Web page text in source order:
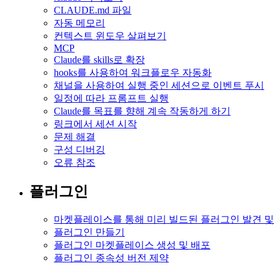
CLAUDE.md 파일
자동 메모리
컨텍스트 윈도우 살펴보기
MCP
Claude를 skills로 확장
hooks를 사용하여 워크플로우 자동화
채널을 사용하여 실행 중인 세션으로 이벤트 푸시
일정에 따라 프롬프트 실행
Claude를 목표를 향해 계속 작동하게 하기
링크에서 세션 시작
문제 해결
구성 디버깅
오류 참조
플러그인
마켓플레이스를 통해 미리 빌드된 플러그인 발견
플러그인 만들기
플러그인 마켓플레이스 생성 및 배포
플러그인 종속성 버전 제약